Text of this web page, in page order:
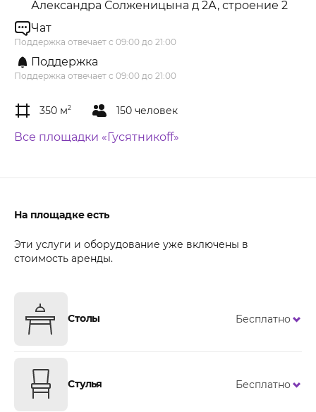
Александра Солженицына д 2А, строение 2
Чат
Поддержка отвечает с 09:00 до 21:00
Поддержка
Поддержка отвечает с 09:00 до 21:00
350 м2 150 человек
Все площадки «Гусятникоff»
На площадке есть
Эти услуги и оборудование уже включены в
стоимость аренды.
Столы Бесплатно
Стулья Бесплатно